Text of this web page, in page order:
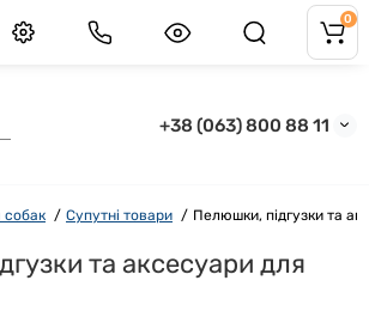
+38 (063) 800 88 11
0
собак Супутні товари Пелюшки, підгузки та
та аксесуари для